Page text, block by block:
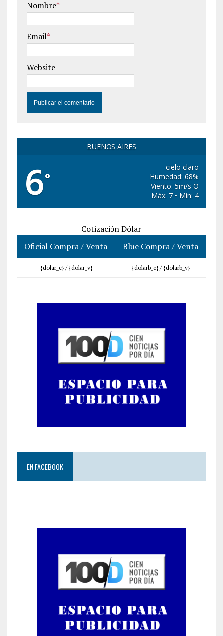
Nombre*
Email*
Website
BUENOS AIRES
6°
cielo claro
Humedad: 68%
Viento: 5m/s O
Máx: 7 • Mín: 4
Cotización Dólar
Oficial Compra / Venta
Blue Compra / Venta
{dolar_c} / {dolar_v} {dolarb_c} / {dolarb_v}
EN FACEBOOK